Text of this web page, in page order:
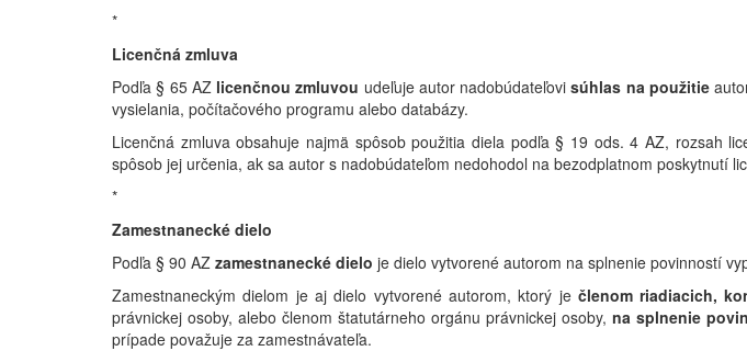
*
Licenčná zmluva
Podľa § 65 AZ licenčnou zmluvou udeľuje autor nadobúdateľovisúhlas na použitie
vysielania, počítačového programu alebo databázy.
Licenčná zmluva obsahuje najmä spôsob použitia diela podľa § 19 ods. 4 AZ, rozsah
spôsob jej určenia, ak sa autor s nadobúdateľom nedohodol na bezodplatnom poskytnutí
*
Zamestnanecké dielo
Podľa § 90 AZ zamestnanecké dielo je dielo vytvorené autorom na splnenie povinností
Zamestnaneckým dielom je aj dielo vytvorené autorom, ktorý je členom riadiacich,
právnickej osoby, alebo členom štatutárneho orgánu právnickej osoby, na splnenie
prípade považuje za zamestnávateľa.